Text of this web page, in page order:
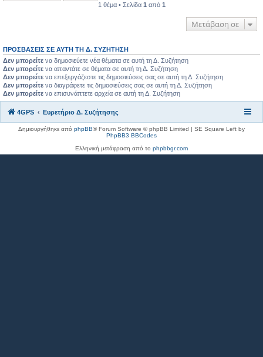
1 θέμα • Σελίδα 1 από 1
Μετάβαση σε
ΠΡΟΣΒΆΣΕΙΣ ΣΕ ΑΥΤΉ ΤΗ Δ. ΣΥΖΉΤΗΣΗ
Δεν μπορείτε να δημοσιεύετε νέα θέματα σε αυτή τη Δ. Συζήτηση
Δεν μπορείτε να απαντάτε σε θέματα σε αυτή τη Δ. Συζήτηση
Δεν μπορείτε να επεξεργάζεστε τις δημοσιεύσεις σας σε αυτή τη Δ. Συζήτηση
Δεν μπορείτε να διαγράφετε τις δημοσιεύσεις σας σε αυτή τη Δ. Συζήτηση
Δεν μπορείτε να επισυνάπτετε αρχεία σε αυτή τη Δ. Συζήτηση
4GPS Ευρετήριο Δ. Συζήτησης
Δημιουργήθηκε από phpBB® Forum Software © phpBB Limited | SE Square Left by
PhpBB3 BBCodes
Ελληνική μετάφραση από το phpbbgr.com